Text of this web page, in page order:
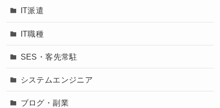
IT派遣
IT職種
SES・客先常駐
システムエンジニア
ブログ・副業